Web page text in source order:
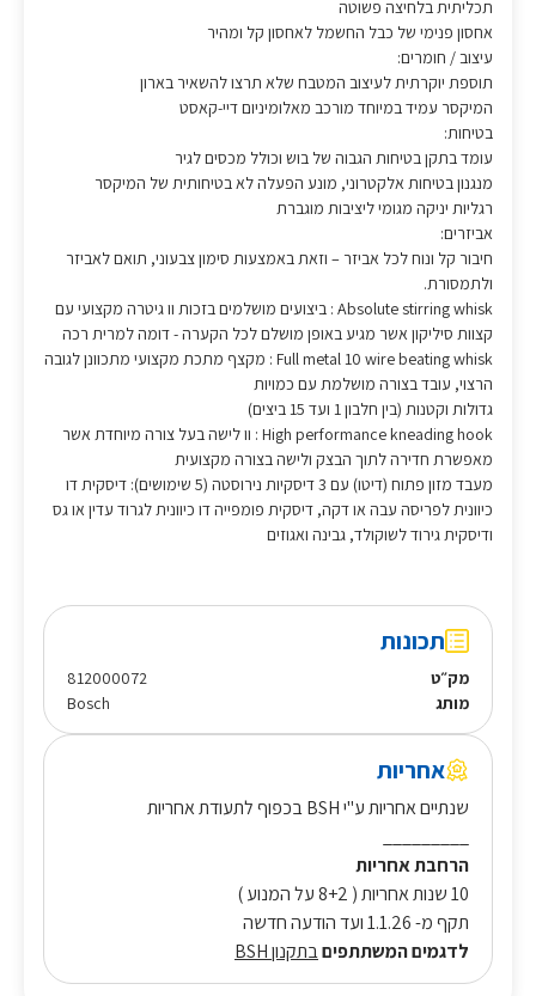
תכליתית בלחיצה פשוטה
אחסון פנימי של כבל החשמל לאחסון קל ומהיר
עיצוב / חומרים:
תוספת יוקרתית לעיצוב המטבח שלא תרצו להשאיר בארון
המיקסר עמיד במיוחד מורכב מאלומיניום דיי-קאסט
בטיחות:
עומד בתקן בטיחות הגבוה של בוש וכולל מכסים לגיר
מנגנון בטיחות אלקטרוני, מונע הפעלה לא בטיחותית של המיקסר
רגליות יניקה מגומי ליציבות מוגברת
אביזרים:
חיבור קל ונוח לכל אביזר – וזאת באמצעות סימון צבעוני, תואם לאביזר
ולתמסורת.
Absolute stirring whisk : ביצועים מושלמים בזכות וו גיטרה מקצועי עם
קצוות סיליקון אשר מגיע באופן מושלם לכל הקערה - דומה למרית רכה
Full metal 10 wire beating whisk : מקצף מתכת מקצועי מתכוונן לגובה
הרצוי, עובד בצורה מושלמת עם כמויות
גדולות וקטנות (בין חלבון 1 ועד 15 ביצים)
High performance kneading hook : וו לישה בעל צורה מיוחדת אשר
מאפשרת חדירה לתוך הבצק ולישה בצורה מקצועית
מעבד מזון פתוח (דיטו) עם 3 דיסקיות נירוסטה (5 שימושים): דיסקית דו
כיוונית לפריסה עבה או דקה, דיסקית פומפייה דו כיוונית לגרוד עדין או גס
ודיסקית גירוד לשוקולד, גבינה ואגוזים
תכונות
מק״ט
812000072
מותג
Bosch
אחריות
שנתיים אחריות ע"י BSH בכפוף לתעודת אחריות
הרחבת אחריות
10 שנות אחריות ( 8+2 על המנוע )
תקף מ- 1.1.26 ועד הודעה חדשה
לדגמים המשתתפיםבתקנון BSH